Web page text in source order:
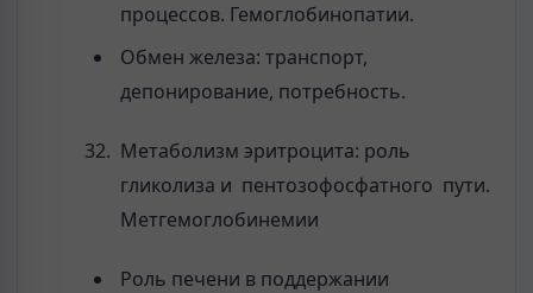
процессов. Гемоглобинопатии.
Обмен железа: транспорт,
депонирование, потребность.
Метаболизм эритроцита: роль
гликолиза и пентозофосфатного пути.
Метгемоглобинемии
Роль печени в поддержании